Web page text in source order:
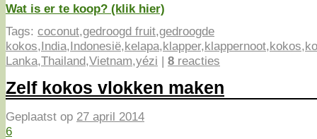
Wat is er te koop? (klik hier)
Tags: coconut,gedroogd fruit,gedroogde
kokos,India,Indonesië,kelapa,klapper,klappernoot,kokos,
Lanka,Thailand,Vietnam,yézi | 8 reacties
Zelf kokos vlokken maken
Geplaatst op 27 april 2014
6